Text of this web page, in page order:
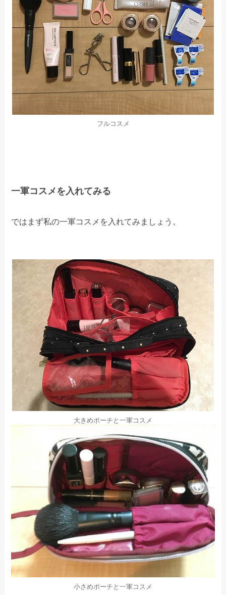
フルコスメ
一軍コスメを入れてみる
ではまず私の一軍コスメを入れてみましょう。
大きめポーチと一軍コスメ
小さめポーチと一軍コスメ